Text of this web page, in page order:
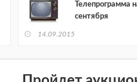
Телепрограмма
сентября
14.09.2015